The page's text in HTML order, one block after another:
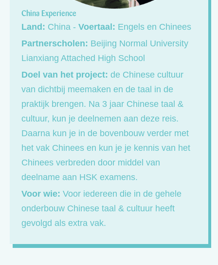
China Experience
Land: China - Voertaal: Engels en Chinees
Partnerscholen: Beijing Normal University
Lianxiang Attached High School
Doel van het project: de Chinese cultuur
van dichtbij meemaken en de taal in de
praktijk brengen. Na 3 jaar Chinese taal &
cultuur, kun je deelnemen aan deze reis.
Daarna kun je in de bovenbouw verder met
het vak Chinees en kun je je kennis van het
Chinees verbreden door middel van
deelname aan HSK examens.
Voor wie: Voor iedereen die in de gehele
onderbouw Chinese taal & cultuur heeft
gevolgd als extra vak.